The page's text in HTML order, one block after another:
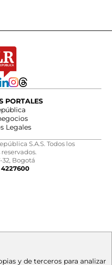
PORTALES
Legales
S.A.S. Todos los
32, Bogotá
4227600
y de terceros para analizar